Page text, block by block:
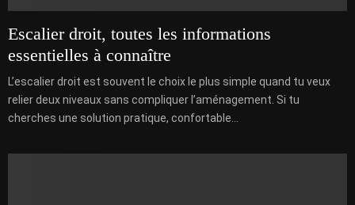
Escalier droit, toutes les informations
essentielles à connaître
L’escalier droit est souvent le choix le plus simple quand tu veux
relier deux niveaux sans compliquer l’aménagement. Si tu
cherches une solution pratique, confortable...